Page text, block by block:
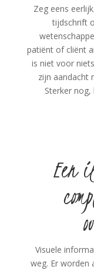
Zeg eens
tijdschrift
patiënt of cliënt
is niet voor
zijn aandacht
Sterker
Een
Visuele
weg. Er worden